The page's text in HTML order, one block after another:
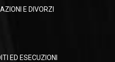
E DIVORZI
ED ESECUZIONI